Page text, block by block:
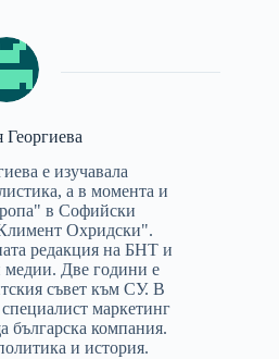
е изучавала
а в момента и
в Софийски
Охридски".
редакция на БНТ и
медии. Две години е
съвет към СУ. В
маркетинг
българска компания.
и история.